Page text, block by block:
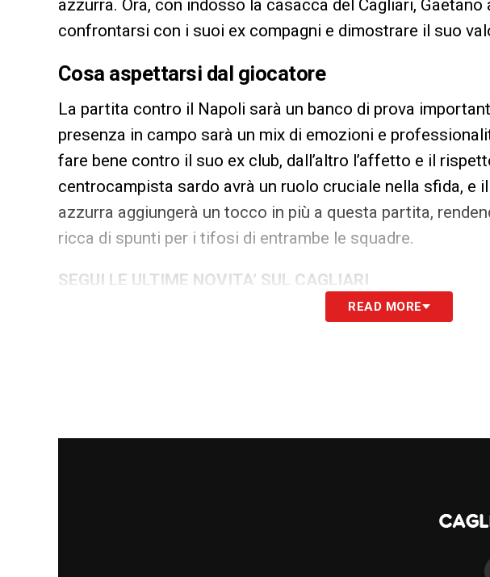
azzurra. Ora, con indosso la casacca del Cagliari, Gaetano
confrontarsi con i suoi ex compagni e dimostrare il suo
Cosa aspettarsi dal giocatore
La partita contro il Napoli sarà un banco di prova
presenza in campo sarà un mix di emozioni e
fare bene contro il suo ex club, dall’altro l’affetto e il
centrocampista sardo avrà un ruolo cruciale nella sfida, e
azzurra aggiungerà un tocco in più a questa partita,
ricca di spunti per i tifosi di entrambe le squadre.
SEGUI LE ULTIME NOVITA’ SUL CAGLIARI
READ MORE